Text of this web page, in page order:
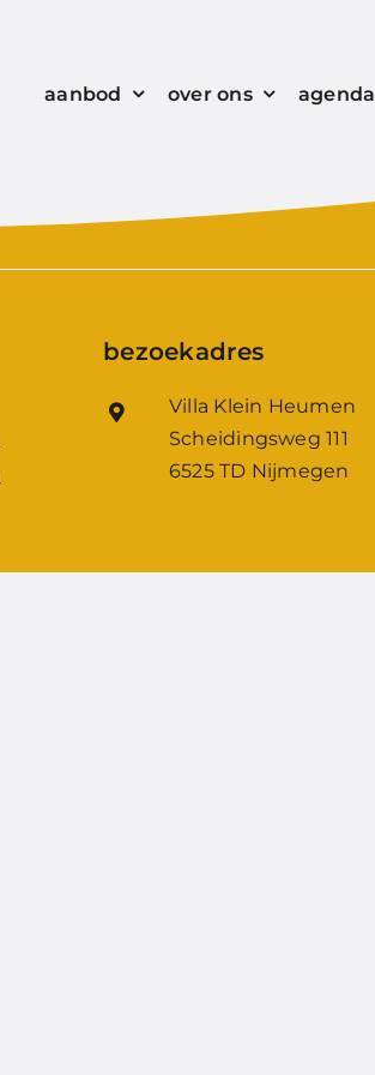
aanbod over ons agenda
bezoekadres
Villa Klein Heumen
Scheidingsweg 111
6525 TD Nijmegen